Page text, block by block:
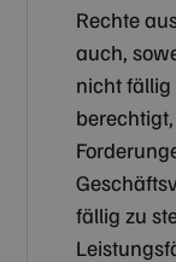
Rechte
auch,
nicht fällig
fällig zu